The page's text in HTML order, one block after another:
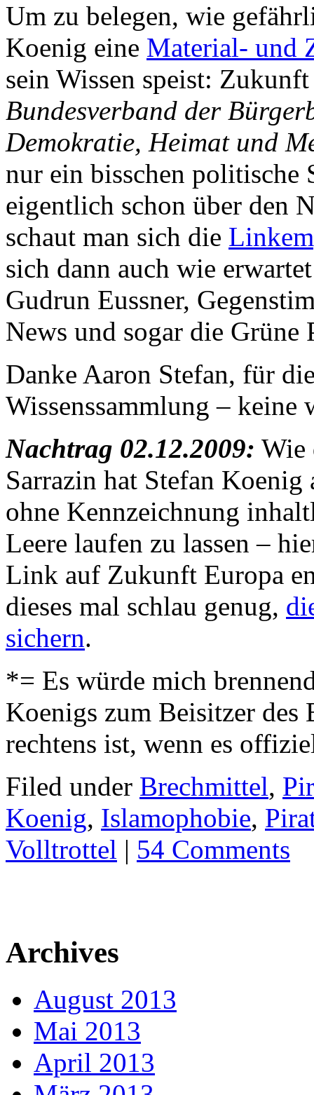
Um zu belegen, wie
Koenig eine Material- und
sein Wissen speist:
Bundesverband der
Demokratie, Heimat und
nur ein bisschen
eigentlich schon über den
schaut man sich die
sich dann auch wie
Gudrun Eussner,
News und sogar die Grüne
Danke Aaron Stefan, für
Wissenssammlung – keine
Nachtrag 02.12.2009: Wie
Sarrazin hat Stefan Koenig
ohne Kennzeichnung
Leere laufen zu lassen –
Link auf Zukunft Europa
dieses mal schlau genug,
sichern.
*= Es würde mich
Koenigs zum Beisitzer des
rechtens ist, wenn es
Filed under Brechmittel,
Koenig, Islamophobie,
Volltrottel | 54 Comments
Archives
August 2013
Mai 2013
April 2013